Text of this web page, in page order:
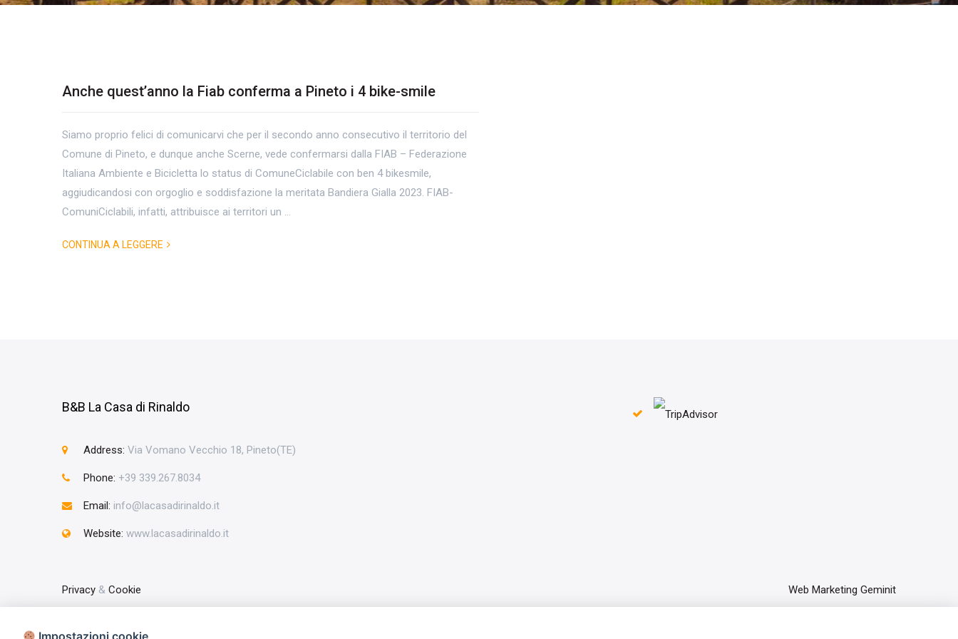
Archives:
bikefriendly
Anche quest’anno la Fiab conferma a Pineto i 4 bike-smile
Siamo proprio felici di comunicarvi che per il secondo anno consecutivo il territorio del
Comune di Pineto, e dunque anche Scerne, vede confermarsi dalla FIAB – Federazione
Italiana Ambiente e Bicicletta lo status di ComuneCiclabile con ben 4 bikesmile,
aggiudicandosi con orgoglio e soddisfazione la meritata Bandiera Gialla 2023. FIAB-
ComuniCiclabili, infatti, attribuisce ai territori un …
CONTINUA A LEGGERE
B&B La Casa di Rinaldo
Address: Via Vomano Vecchio 18, Pineto(TE)
Phone: +39 339.267.8034
Email: info@lacasadirinaldo.it
Website: www.lacasadirinaldo.it
Privacy & Cookie Web Marketing Geminit